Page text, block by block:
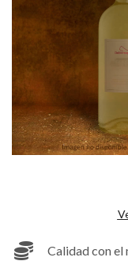
Calidad con el